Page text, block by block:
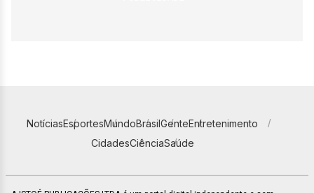
NotíciasEsportesMundoBrasilGenteEntretenimento
CidadesCiênciaSaúde